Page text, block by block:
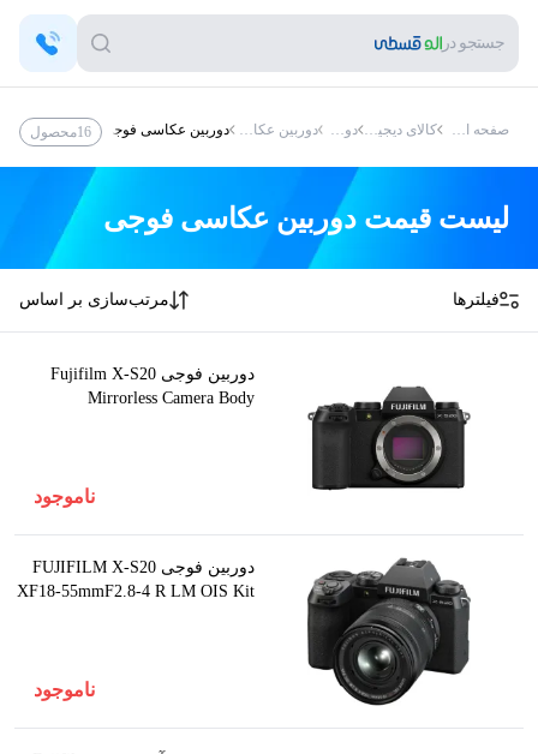
جستجو در
صفحه اصلی کالای دیجیتال دوربین دوربین عکاسی دوربین عکاسی فوجی 16محصول
لیست قیمت دوربین عکاسی فوجی
فیلترها مرتب‌سازی بر اساس
دوربین فوجی Fujifilm X-S20
Mirrorless Camera Body
ناموجود
دوربین فوجی FUJIFILM X-S20
XF18-55mmF2.8-4 R LM OIS Kit
ناموجود